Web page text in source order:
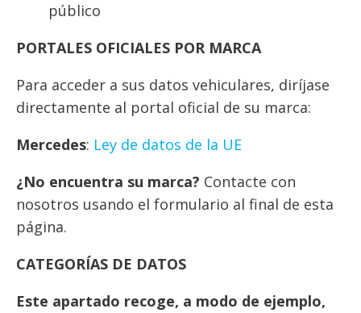
público
PORTALES OFICIALES POR MARCA
Para acceder a sus datos vehiculares, diríjase
directamente al portal oficial de su marca:
Mercedes: Ley de datos de la UE
¿No encuentra su marca? Contacte con
nosotros usando el formulario al final de esta
página.
CATEGORÍAS DE DATOS
Este apartado recoge, a modo de ejemplo,